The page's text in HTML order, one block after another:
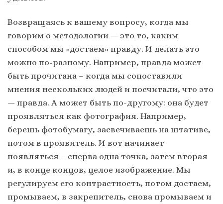
Возвращаясь к вашему вопросу, когда мы
говорим о методологии — это то, каким
способом мы «достаем» правду. И делать это
можно по-разному. Например, правда может
быть прочитана – когда мы сопоставили
мнения нескольких людей и посчитали, что это
— правда. А может быть по-другому: она будет
проявляться как фотография. Например,
берешь фотобумагу, засвечиваешь на штативе,
потом в проявитель. И вот начинает
появляться – сперва одна точка, затем вторая
и, в конце концов, целое изображение. Мы
регулируем его контрастность, потом достаем,
промываем, в закрепитель, снова промываем и